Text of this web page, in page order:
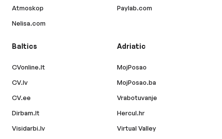
Atmoskop
Nelisa.com
Paylab.com
Baltics
CVonline.lt
CV.lv
CV.ee
Dirbam.lt
Visidarbi.lv
Adriatic
MojPosao
MojPosao.ba
Vrabotuvanje
Hercul.hr
Virtual Valley